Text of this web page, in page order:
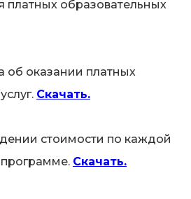
платных образовательных
об оказании платных
Скачать.
стоимости по каждой
Скачать.